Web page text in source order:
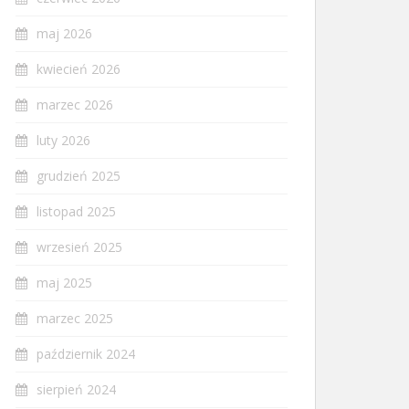
maj 2026
kwiecień 2026
marzec 2026
luty 2026
grudzień 2025
listopad 2025
wrzesień 2025
maj 2025
marzec 2025
październik 2024
sierpień 2024